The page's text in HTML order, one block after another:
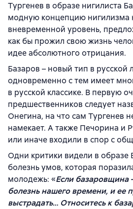
Тургенев в образе нигилиста
модную концепцию нигилизма
вневременной уровень,
как бы прожил свою жизнь
идее абсолютного отрицания.
Базаров – новый тип в русской
одновременно с тем имеет
в русской классике. В первую
предшественников следует
Онегина, на что сам Тургенев
намекает. А также Печорина и
или иначе входили в спор с
Одни критики видели в образе
болезнь умов, которая
молодежь: «Если базаровщина
болезнь нашего времени, и ее
выстрадать… Относитесь к